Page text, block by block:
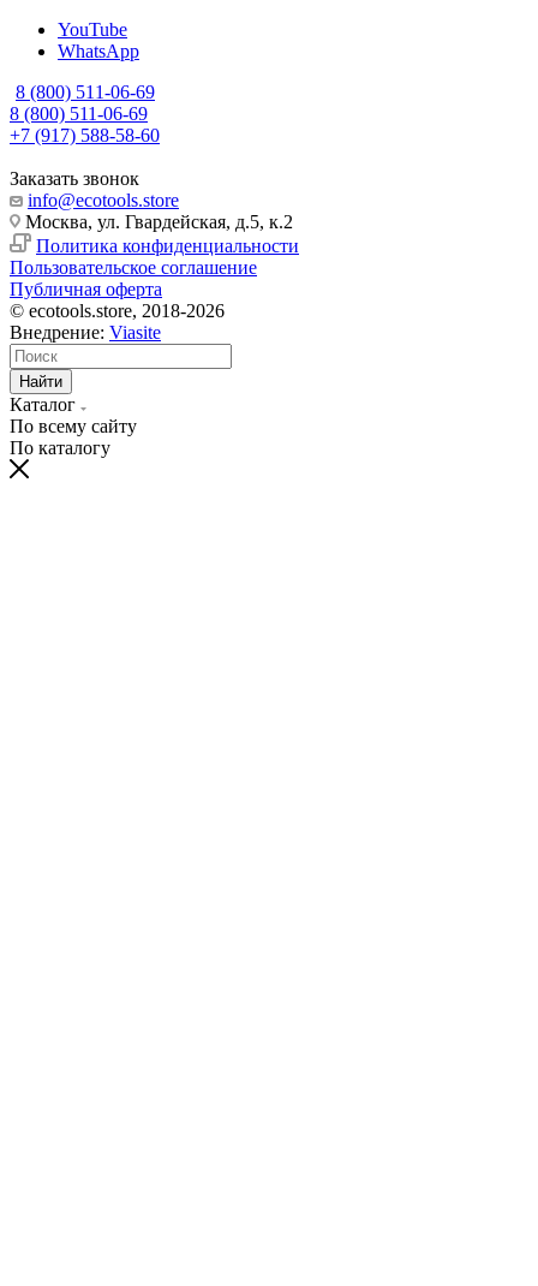
YouTube
WhatsApp
8 (800) 511-06-69
8 (800) 511-06-69
+7 (917) 588-58-60
Заказать звонок
info@ecotools.store
Москва, ул. Гвардейская, д.5, к.2
Политика конфиденциальности
Пользовательское соглашение
Публичная оферта
© ecotools.store, 2018-2026
Внедрение: Viasite
Найти
Каталог
По всему сайту
По каталогу